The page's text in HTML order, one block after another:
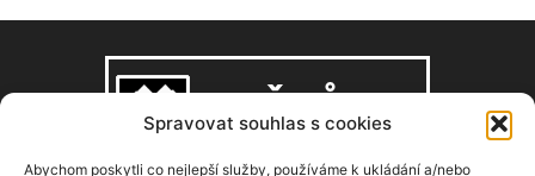
Spravovat souhlas s cookies
Abychom poskytli co nejlepší služby, používáme k ukládání a/nebo